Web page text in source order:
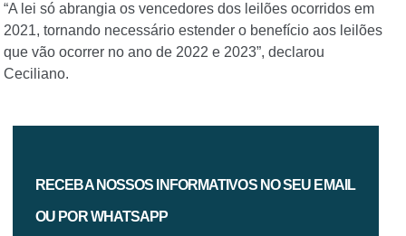
“A lei só abrangia os vencedores dos leilões ocorridos em
2021, tornando necessário estender o benefício aos leilões
que vão ocorrer no ano de 2022 e 2023”, declarou
Ceciliano.
RECEBA NOSSOS INFORMATIVOS NO SEU EMAIL
OU POR WHATSAPP